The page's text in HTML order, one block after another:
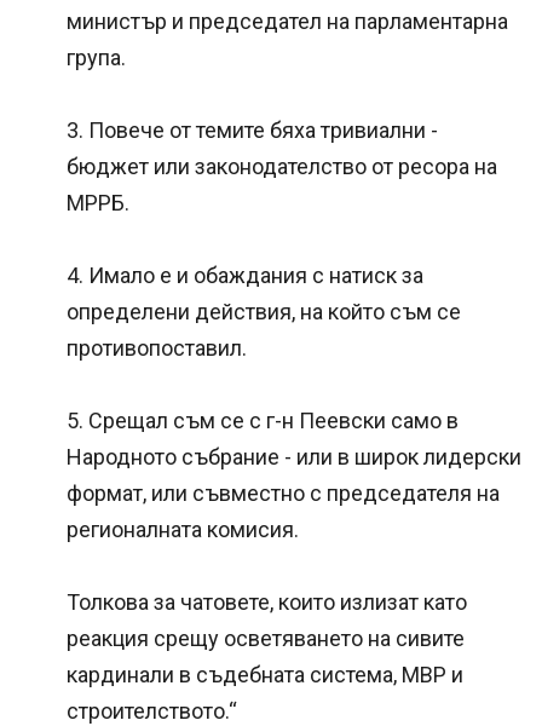
министър и председател на парламентарна
група.
3. Повече от темите бяха тривиални -
бюджет или законодателство от ресора на
МРРБ.
4. Имало е и обаждания с натиск за
определени действия, на който съм се
противопоставил.
5. Срещал съм се с г-н Пеевски само в
Народното събрание - или в широк лидерски
формат, или съвместно с председателя на
регионалната комисия.
Толкова за чатовете, които излизат като
реакция срещу осветяването на сивите
кардинали в съдебната система, МВР и
строителството.“